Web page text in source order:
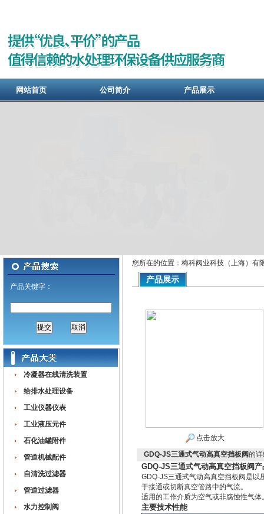
网站首页 公司简介 产品展示
产品关键字：
冷凝器在线清洗装置
给排水处理设备
工业仪器仪表
工业液压元件
石化油罐附件
管道机械配件
自清洗过滤器
管道过滤器
水力控制阀
您所在的位置：梅科阀业科技（上海）有
产品展示
点击放大
GDQ-JS三通式气动高真空挡板阀的
GDQ-JS三通式气动高真空挡板阀产
GDQ-JS三通式气动高真空挡板阀是以
于接通或切断真空管路中的气流。
适用的工作介质为空气或非腐蚀性气体
主要技术性能